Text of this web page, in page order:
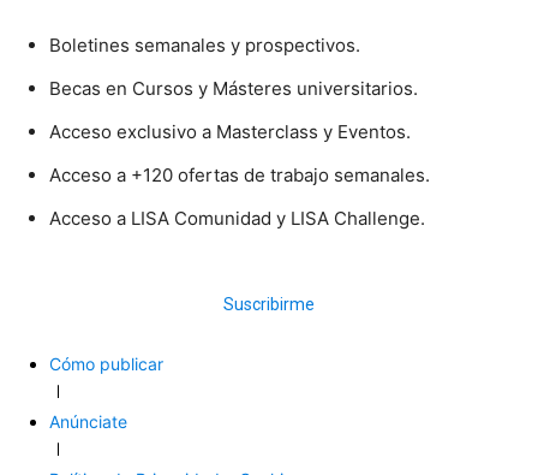
Boletines semanales y prospectivos.
Becas en Cursos y Másteres universitarios.
Acceso exclusivo a Masterclass y Eventos.
Acceso a +120 ofertas de trabajo semanales.
Acceso a LISA Comunidad y LISA Challenge.
Suscribirme
Cómo publicar
Anúnciate